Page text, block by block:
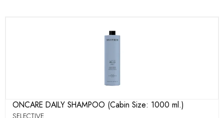
ONCARE DAILY SHAMPOO (Cabin Size: 1000 ml.)